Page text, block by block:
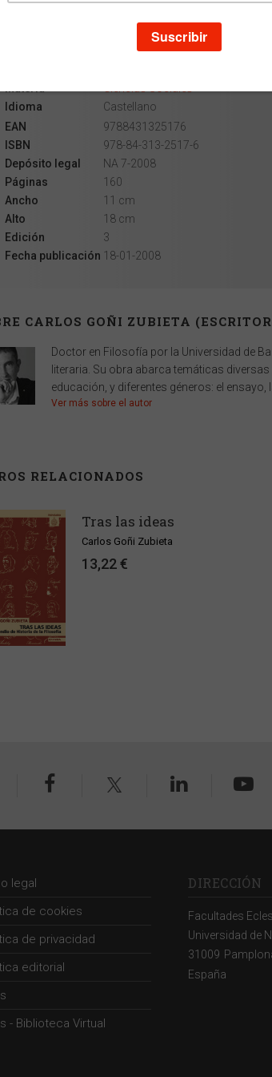
Carlos Goñi Zubieta
Idioma
Castellano
EAN
9788431325176
ISBN
978-84-313-2517-6
Depósito legal
NA 7-2008
Páginas
160
Ancho
11 cm
Alto
18 cm
Edición
3
Fecha publicación 18-01-2008
CARLOS GOÑI ZUBIETA
Doctor en Filosofía por la Universidad de
literaria. Su obra abarca temáticas
educación, y diferentes géneros: el ensayo,
Ver más sobre el autor
RELACIONADOS
Tras las ideas
Carlos Goñi Zubieta
13,22 €
legal
de cookies
de privacidad
editorial
- Biblioteca Virtual
DIRECCIÓN
Facultades
Universidad de
31009
España